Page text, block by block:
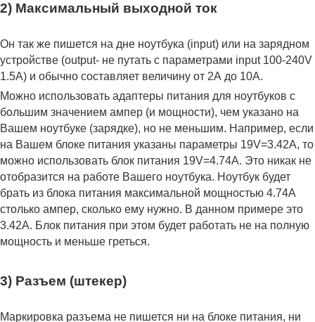
2) Максимальный выходной ток
Он так же пишется на дне ноутбука (input) или на зарядном
устройстве (output- не путать с параметрами input 100-240V
1.5A) и обычно составляет величину от 2А до 10A.
Можно использовать адаптеры питания для ноутбуков с
большим значением ампер (и мощности), чем указано на
Вашем ноутбуке (зарядке), но не меньшим. Например, если
на Вашем блоке питания указаны параметры 19V=3.42A, то
можно использовать блок питания 19V=4.74A. Это никак не
отобразится на работе Вашего ноутбука. Ноутбук будет
брать из блока питания максимальной мощностью 4.74А
столько ампер, сколько ему нужно. В данном примере это
3.42А. Блок питания при этом будет работать не на полную
мощность и меньше греться.
3) Разъем (штекер)
Маркировка разъема не пишется ни на блоке питания, ни